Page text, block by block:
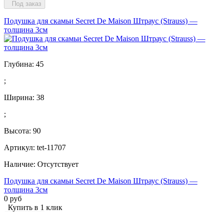
Под заказ
Подушка для скамьи Secret De Maison Штраус (Strauss) —
толщина 3см
Глубина: 45
;
Ширина: 38
;
Высота: 90
Артикул: tet-11707
Наличие: Отсутствует
Подушка для скамьи Secret De Maison Штраус (Strauss) —
толщина 3см
0 руб
Купить в 1 клик